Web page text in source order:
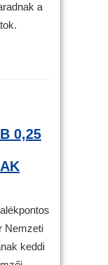
a
0,25
Nemzeti
keddi